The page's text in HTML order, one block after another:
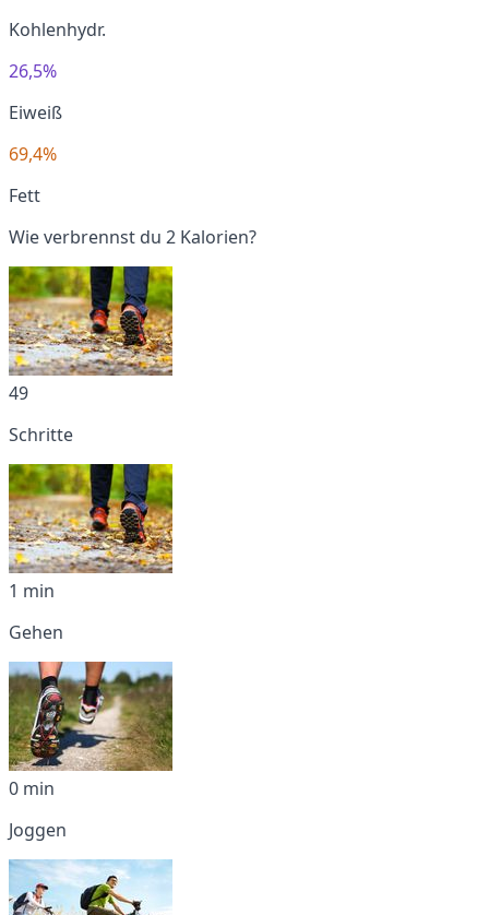
Kohlenhydr.
26,5%
Eiweiß
69,4%
Fett
Wie verbrennst du 2 Kalorien?
49
Schritte
1 min
Gehen
0 min
Joggen